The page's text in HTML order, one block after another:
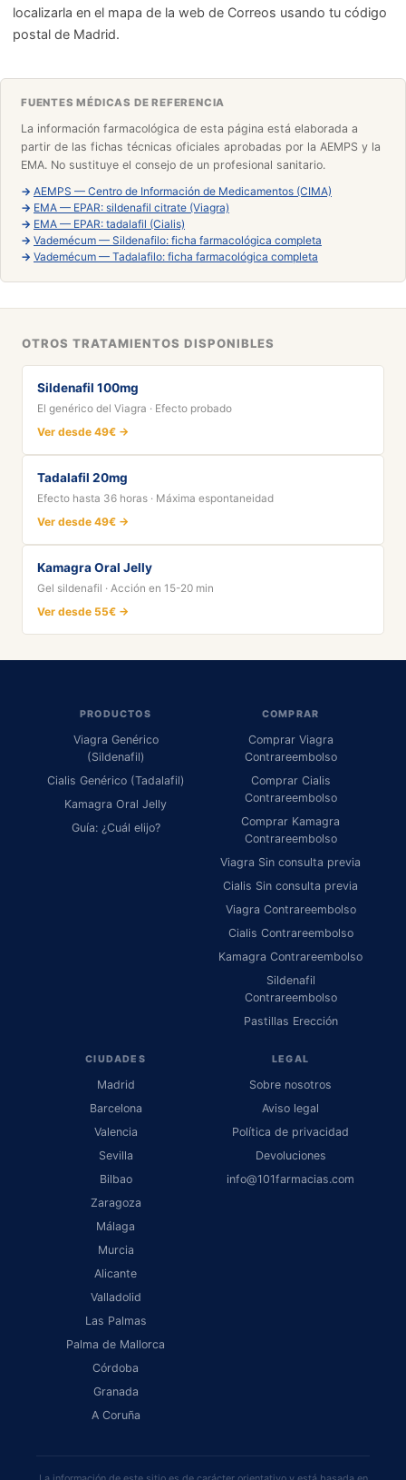
localizarla en el mapa de la web de Correos usando tu código
postal de Madrid.
FUENTES MÉDICAS DE REFERENCIA
La información farmacológica de esta página está elaborada a
partir de las fichas técnicas oficiales aprobadas por la AEMPS y la
EMA. No sustituye el consejo de un profesional sanitario.
→ AEMPS — Centro de Información de Medicamentos (CIMA)
→ EMA — EPAR: sildenafil citrate (Viagra)
→ EMA — EPAR: tadalafil (Cialis)
→ Vademécum — Sildenafilo: ficha farmacológica completa
→ Vademécum — Tadalafilo: ficha farmacológica completa
OTROS TRATAMIENTOS DISPONIBLES
Sildenafil 100mg
El genérico del Viagra · Efecto probado
Ver desde 49€ →
Tadalafil 20mg
Efecto hasta 36 horas · Máxima espontaneidad
Ver desde 49€ →
Kamagra Oral Jelly
Gel sildenafil · Acción en 15-20 min
Ver desde 55€ →
PRODUCTOS
Viagra Genérico
(Sildenafil)
Cialis Genérico (Tadalafil)
Kamagra Oral Jelly
Guía: ¿Cuál elijo?
COMPRAR
Comprar Viagra
Contrareembolso
Comprar Cialis
Contrareembolso
Comprar Kamagra
Contrareembolso
Viagra Sin consulta previa
Cialis Sin consulta previa
Viagra Contrareembolso
Cialis Contrareembolso
Kamagra Contrareembolso
Sildenafil
Contrareembolso
Pastillas Erección
CIUDADES
Madrid
Barcelona
Valencia
Sevilla
Bilbao
Zaragoza
Málaga
Murcia
Alicante
Valladolid
Las Palmas
Palma de Mallorca
Córdoba
Granada
A Coruña
LEGAL
Sobre nosotros
Aviso legal
Política de privacidad
Devoluciones
info@101farmacias.com